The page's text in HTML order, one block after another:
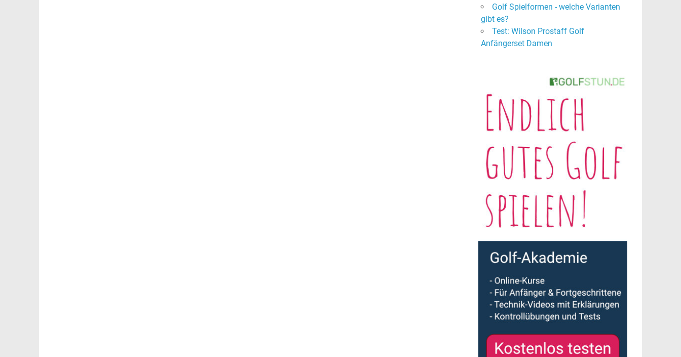
Golf Spielformen - welche Varianten
gibt es?
Test: Wilson Prostaff Golf
Anfängerset Damen